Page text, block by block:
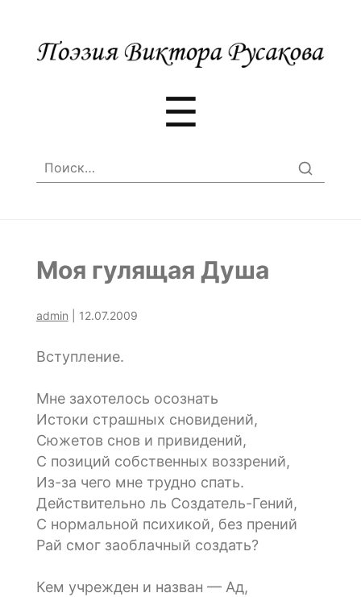
☰
Найти:
Моя гулящая Душа
admin 12.07.2009
Вступление.
Мне захотелось осознать
Истоки страшных сновидений,
Сюжетов снов и привидений,
С позиций собственных воззрений,
Из-за чего мне трудно спать.
Действительно ль Создатель-Гений,
С нормальной психикой, без прений
Рай смог заоблачный создать?
Кем учрежден и назван — Ад,